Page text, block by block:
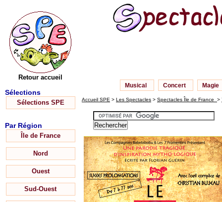
Retour accueil
Sélections
Sélections SPE
Par Région
Île de France
Nord
Ouest
Sud-Ouest
Musical Concert Magie
Accueil SPE > Les Spectacles > Spectacles Île de France >